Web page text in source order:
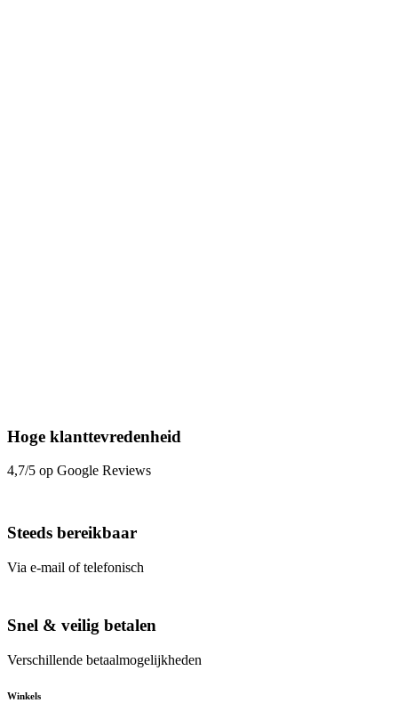
Hoge klanttevredenheid
4,7/5 op Google Reviews
Steeds bereikbaar
Via e-mail of telefonisch
Snel & veilig betalen
Verschillende betaalmogelijkheden
Winkels